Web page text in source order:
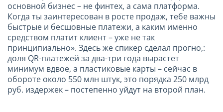
основной бизнес – не финтех, а сама платформа.
Когда ты заинтересован в росте продаж, тебе важны
быстрые и бесшовные платежи, а каким именно
средством платит клиент – уже не так
принципиально». Здесь же спикер сделал прогно,:
доля QR-платежей за два-три года вырастет
минимум вдвое, а пластиковые карты – сейчас в
обороте около 550 млн штук, это порядка 250 млрд
руб. издержек – постепенно уйдут на второй план.